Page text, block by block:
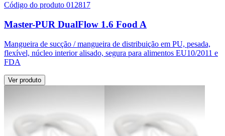
Código do produto 012817
Master-PUR DualFlow 1.6 Food A
Mangueira de sucção / mangueira de distribuição em PU, pesada,
flexível, núcleo interior alisado, segura para alimentos EU10/2011 e
FDA
Ver produto